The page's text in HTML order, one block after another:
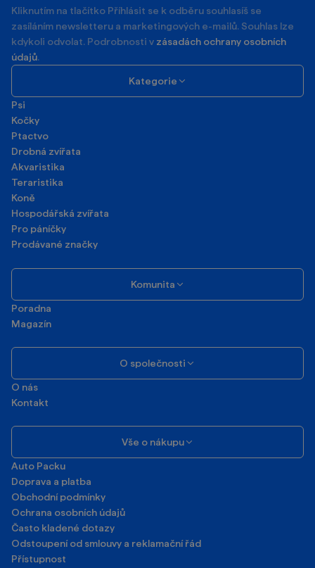
Kliknutím na tlačítko Příhlásit se k odběru souhlasíš se
zasíláním newsletteru a marketingových e-mailů. Souhlas lze
kdykoli odvolat. Podrobnosti v zásadách ochrany osobních
údajů.
Kategorie
Psi
Kočky
Ptactvo
Drobná zvířata
Akvaristika
Teraristika
Koně
Hospodářská zvířata
Pro páníčky
Prodávané značky
Komunita
Poradna
Magazín
O společnosti
O nás
Kontakt
Vše o nákupu
Auto Packu
Doprava a platba
Obchodní podmínky
Ochrana osobních údajů
Často kladené dotazy
Odstoupení od smlouvy a reklamační řád
Přístupnost